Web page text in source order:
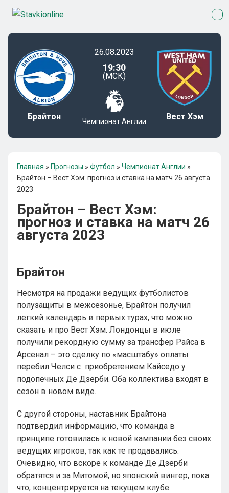
Брайтон
26.08.2023
19:30
(МСК)
Чемпионат Англии Вест Хэм
Главная » Прогнозы » Футбол » Чемпионат Англии »
Брайтон – Вест Хэм: прогноз и ставка на матч 26 августа
2023
Брайтон – Вест Хэм:
прогноз и ставка на матч 26
августа 2023
Брайтон
Несмотря на продажи ведущих футболистов
полузащиты в межсезонье, Брайтон получил
легкий календарь в первых турах, что можно
сказать и про Вест Хэм. Лондонцы в июле
получили рекордную сумму за трансфер Райса в
Арсенал – это сделку по «масштабу» оплаты
перебил Челси с приобретением Кайседо у
подопечных Де Дзерби. Оба коллектива входят в
сезон в новом виде.
С другой стороны, наставник Брайтона
подтвердил информацию, что команда в
принципе готовилась к новой кампании без своих
ведущих игроков, так как те продавались.
Очевидно, что вскоре к команде Де Дзерби
обратятся и за Митомой, но японский вингер, пока
что, концентрируется на текущем клубе.